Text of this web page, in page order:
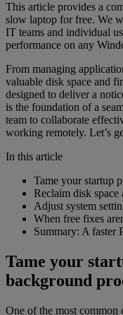
This article provides a
slow laptop for free. We
IT teams and individual
performance on any
From managing
valuable disk space and
designed to deliver a
is the foundation of a
team to collaborate
working remotely. Let’s
In this article
Tame your startup
Reclaim disk
Adjust system
When free fixes
Summary: A faster
Tame your
background
One of the most common